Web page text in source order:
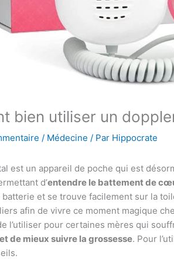
bien utiliser un
/ Médecine / Par Hippocrate
est un appareil de poche qui est
d’entendre le battement de
et se trouve facilement sur la
afin de vivre ce moment magique
l’utiliser pour certaines mères qui
de mieux suivre la grossesse. Pour